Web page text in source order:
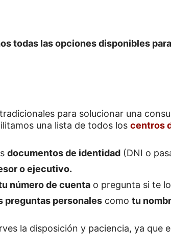
todas las opciones disponibles
para solucionar una
una lista de todos los centros
documentos de identidad(DNI o
o ejecutivo.
número de cuentao pregunta si te
preguntas personalescomo tu
la disposición y paciencia, ya que